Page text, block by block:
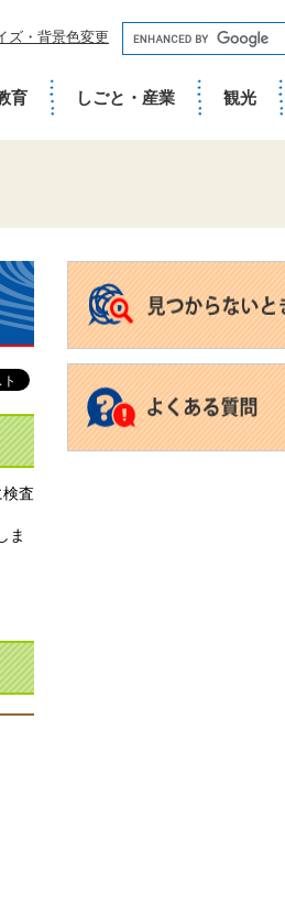
ズ・背景色変更
ー
ワ
ド
で
が
育 しごと・産業 観光
査
ま